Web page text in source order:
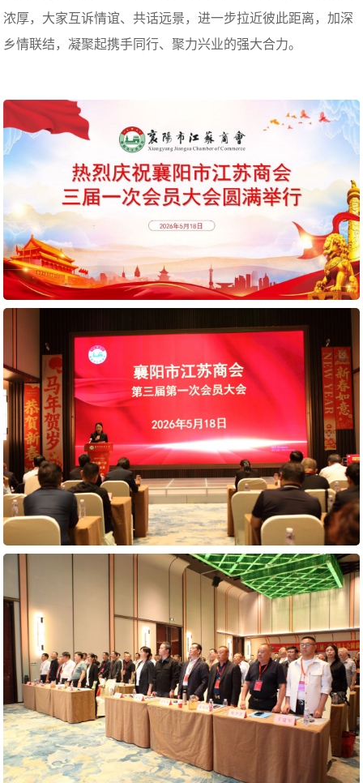
浓厚，大家互诉情谊、共话远景，进一步拉近彼此距离，加深
乡情联结，凝聚起携手同行、聚力兴业的强大合力。